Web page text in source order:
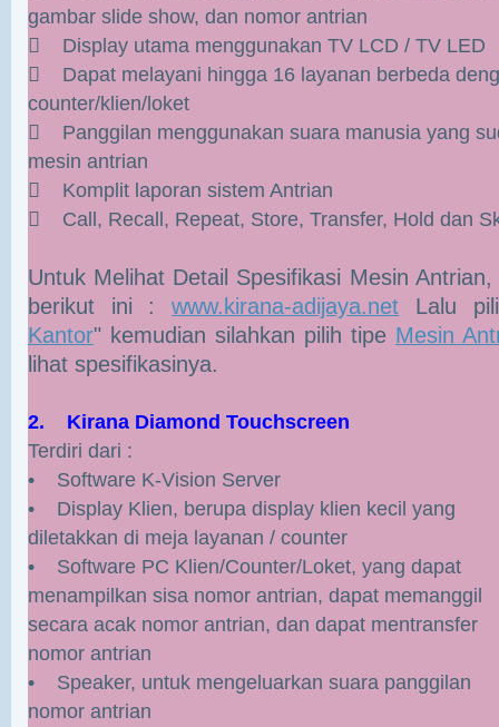
gambar slide show, dan nomor antrian
 Display utama menggunakan TV LCD / TV LED
 Dapat melayani hingga 16 layanan berbeda
counter/klien/loket
 Panggilan menggunakan suara manusia yang
mesin antrian
 Komplit laporan sistem Antrian
 Call, Recall, Repeat, Store, Transfer, Hold dan
Untuk Melihat Detail Spesifikasi Mesin
berikut ini :www.kirana-adijaya.net Lalu
Kantor" kemudian silahkan pilih tipe Mesin
lihat spesifikasinya.
2. Kirana Diamond Touchscreen
Terdiri dari :
• Software K-Vision Server
• Display Klien, berupa display klien kecil yang
diletakkan di meja layanan / counter
• Software PC Klien/Counter/Loket, yang dapat
menampilkan sisa nomor antrian, dapat memanggil
secara acak nomor antrian, dan dapat mentransfer
nomor antrian
• Speaker, untuk mengeluarkan suara panggilan
nomor antrian